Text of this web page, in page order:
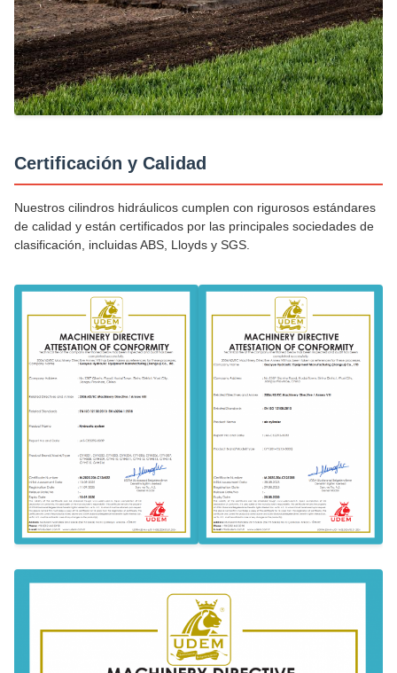
Certificación y Calidad
Nuestros cilindros hidráulicos cumplen con rigurosos estándares
de calidad y están certificados por las principales sociedades de
clasificación, incluidas ABS, Lloyds y SGS.